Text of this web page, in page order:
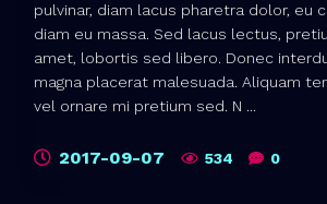
pulvinar, diam lacus pharetra dolor, eu
diam eu massa. Sed lacus lectus,
amet, lobortis sed libero. Donec
magna placerat malesuada. Aliquam
vel ornare mi pretium sed. N ...
2017-09-07 534 0